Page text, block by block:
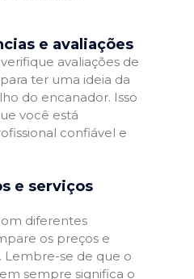
e avaliações
avaliações de
ter uma ideia da
do encanador. Isso
você está
confiável e
e serviços
diferentes
os preços e
Lembre-se de que o
sempre significa o